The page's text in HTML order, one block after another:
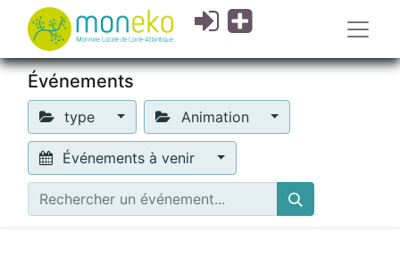
Événements
type Animation
Événements à venir